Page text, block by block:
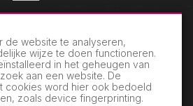
de website te analyseren,
wijze te doen functioneren.
in het geheugen van
aan een website. De
cookies word hier ook bedoeld
zoals device fingerprinting.